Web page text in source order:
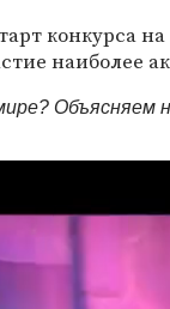
конкурса
наиболее
Объясняем